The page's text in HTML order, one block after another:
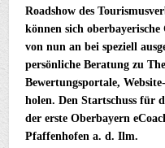
Roadshow des
können sich
von nun an bei speziell
persönliche Beratung zu
Bewertungsportale,
holen. Den Startschuss für
der erste Oberbayern
Pfaffenhofen a. d. Ilm.